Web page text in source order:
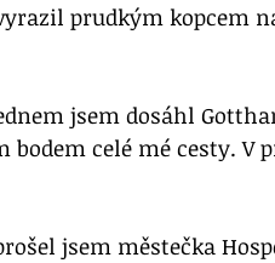
prudkým kopcem
jsem dosáhl
bodem celé mé cesty. V
jsem městečka